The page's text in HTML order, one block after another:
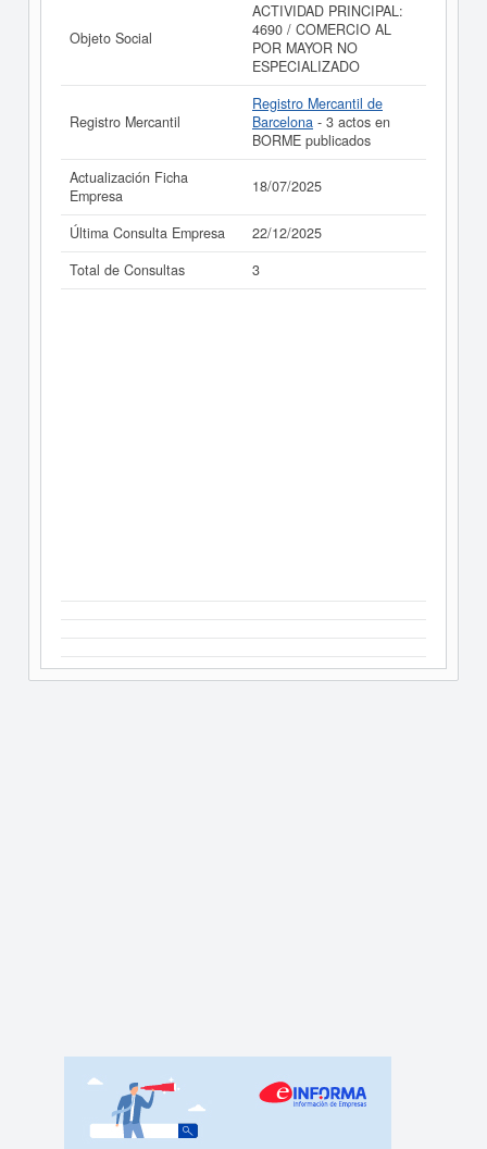
realizado el 18/07/2025.
Objeto Social
ACTIVIDAD PRINCIPAL:
4690 / COMERCIO AL
POR MAYOR NO
ESPECIALIZADO
Registro Mercantil
Registro Mercantil de
Barcelona - 3 actos en
BORME publicados
Actualización Ficha
Empresa
18/07/2025
Última Consulta Empresa
22/12/2025
Total de Consultas
3